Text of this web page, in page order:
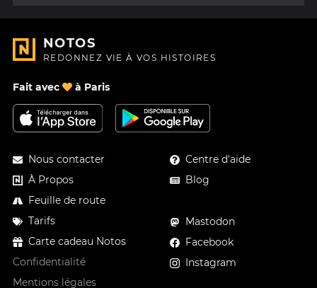
NOTOS
REDONNEZ VIE À VOS HISTOIRES
Fait avec à Paris
Nous contacter
À Propos
Feuille de route
Tarifs
Carte cadeau Notos
Confidentialité
Mentions légales
Centre d'aide
Blog
Mastodon
Facebook
Instagram